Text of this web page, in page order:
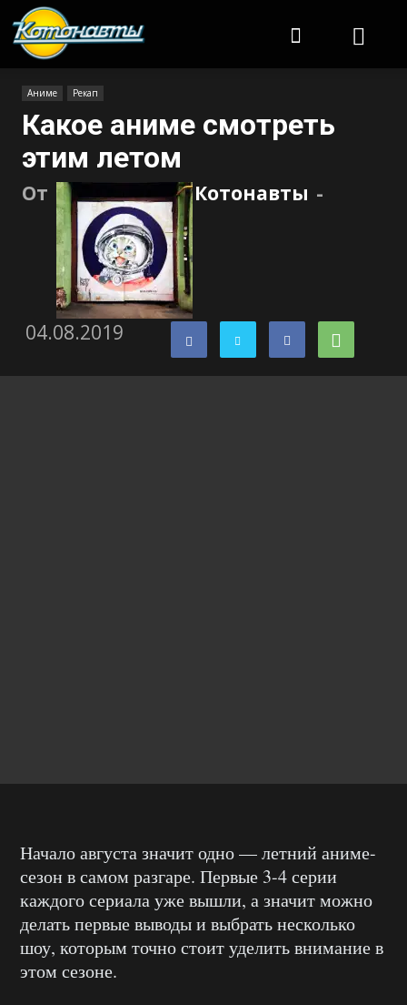
Аниме Рекап
Какое аниме смотреть
этим летом
От Котонавты -
04.08.2019
Начало августа значит одно — летний аниме-
сезон в самом разгаре. Первые 3-4 серии
каждого сериала уже вышли, а значит можно
делать первые выводы и выбрать несколько
шоу, которым точно стоит уделить внимание в
этом сезоне.